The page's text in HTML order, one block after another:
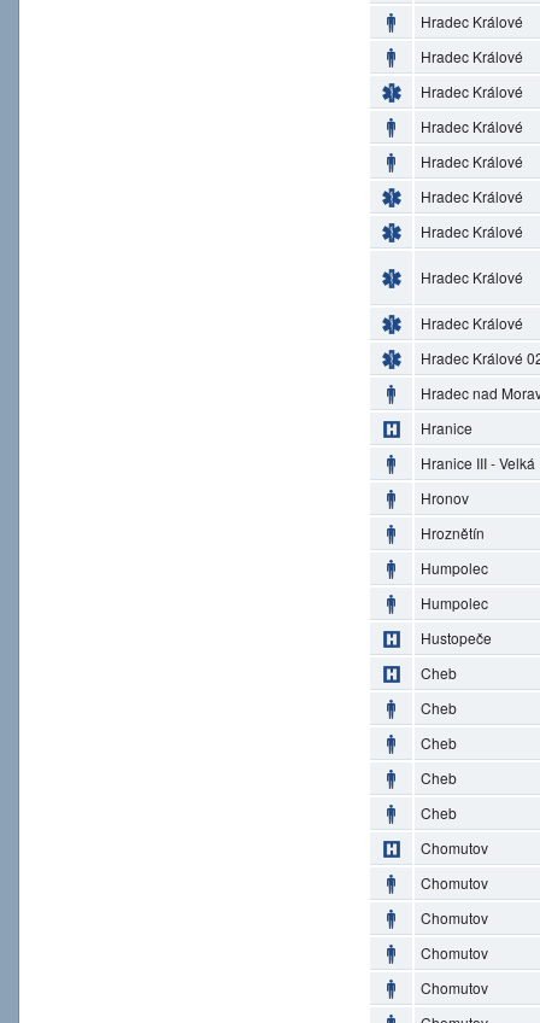
Hradec Králové
Hradec Králové
Hradec Králové
Hradec Králové
Hradec Králové
Hradec Králové
Hradec Králové
Hradec Králové
Hradec Králové
Hradec Králové
Hradec nad
Hranice
Hranice III - Velká
Hronov
Hroznětín
Humpolec
Humpolec
Hustopeče
Cheb
Cheb
Cheb
Cheb
Cheb
Chomutov
Chomutov
Chomutov
Chomutov
Chomutov